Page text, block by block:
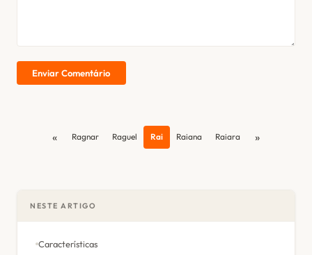
Enviar Comentário
« Ragnar Raguel Rai Raiana Raiara »
NESTE ARTIGO
Características